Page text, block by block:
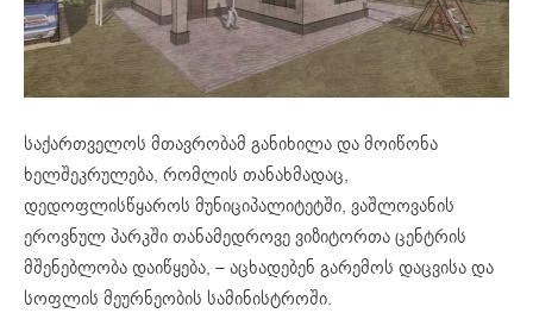
საქართველოს მთავრობამ განიხილა და მოიწონა
ხელშეკრულება, რომლის თანახმადაც,
დედოფლისწყაროს მუნიციპალიტეტში, ვაშლოვანის
ეროვნულ პარკში თანამედროვე ვიზიტორთა ცენტრის
მშენებლობა დაიწყება, – აცხადებენ გარემოს დაცვისა და
სოფლის მეურნეობის სამინისტროში.